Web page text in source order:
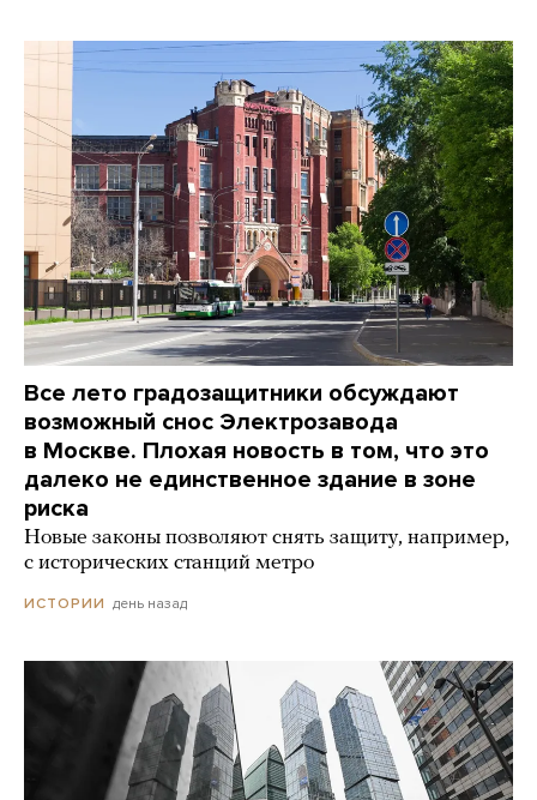
Все лето градозащитники обсуждают
возможный снос Электрозавода
в Москве. Плохая новость в том, что это
далеко не единственное здание в зоне
риска
Новые законы позволяют снять защиту, например,
с исторических станций метро
ИСТОРИИ день назад